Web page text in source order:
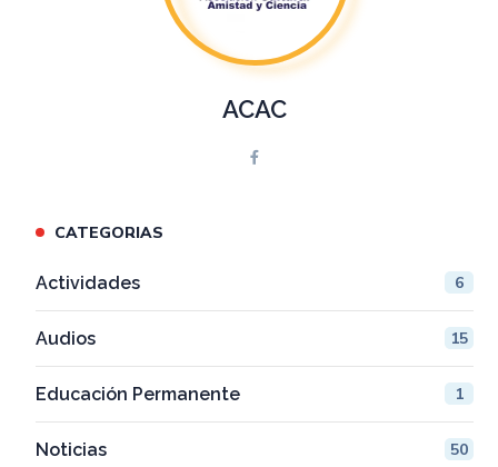
ACAC
CATEGORIAS
Actividades 6
Audios 15
Educación Permanente 1
Noticias 50